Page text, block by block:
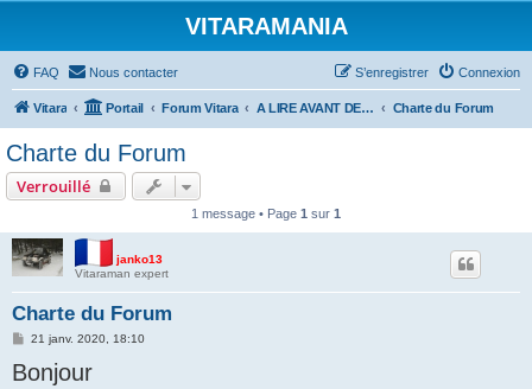
VITARAMANIA
FAQ Nous contacter Connexion
S’enregistrer
Vitara Portail Forum Vitara A LIRE AVANT DE POSTER Charte du Forum
Charte du Forum
Verrouillé
1 message • Page 1 sur 1
janko13
Vitaraman expert
Charte du Forum
M
s
s
21 janv. 2020, 18:10
Bonjour